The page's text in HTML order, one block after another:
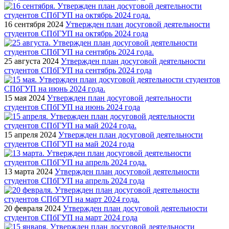
16 сентября 2024 Утвержден план досуговой деятельности
студентов СПбГУП на октябрь 2024 года
25 августа 2024 Утвержден план досуговой деятельности
студентов СПбГУП на сентябрь 2024 года
15 мая 2024 Утвержден план досуговой деятельности
студентов СПбГУП на июнь 2024 года
15 апреля 2024 Утвержден план досуговой деятельности
студентов СПбГУП на май 2024 года
13 марта 2024 Утвержден план досуговой деятельности
студентов СПбГУП на апрель 2024 года
20 февраля 2024 Утвержден план досуговой деятельности
студентов СПбГУП на март 2024 года